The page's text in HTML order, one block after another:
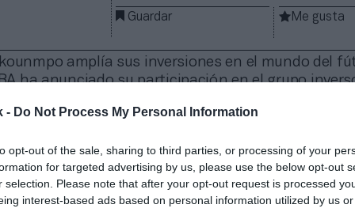
- Do Not Process My Personal Information
opt-out of the sale, sharing to third parties, or processing of your
for targeted advertising by us, please use the below opt-out
selection. Please note that after your opt-out request is processed
interest-based ads based on personal information utilized by us
Guardar Me gusta
amplía sus inversiones en el mundo del
ha anunciado su participación en el grupo
del 10% del club en 2025. El grupo pagó 20
libras (237,5 millones de euros) quele otorgaron al
, el consorcio que lideran Clearlake CapitalyTodd
del femenino respecto al masculino fue, de